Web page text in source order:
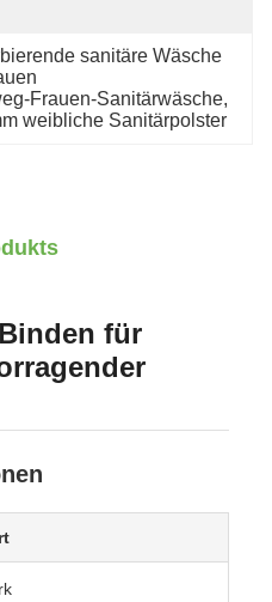
sanitäre Wäsche
Frauen-Sanitärwäsche
weibliche Sanitärpolster
für